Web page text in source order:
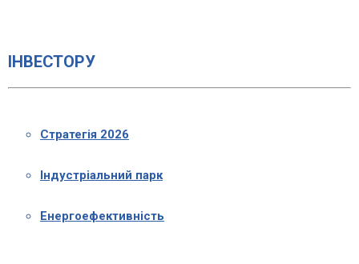
ІНВЕСТОРУ
Стратегія 2026
Індустріальний парк
Енергоефективність